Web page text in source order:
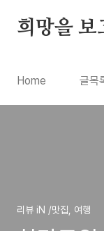
희망을 보
Home 글목
리뷰 iN /맛집, 여행